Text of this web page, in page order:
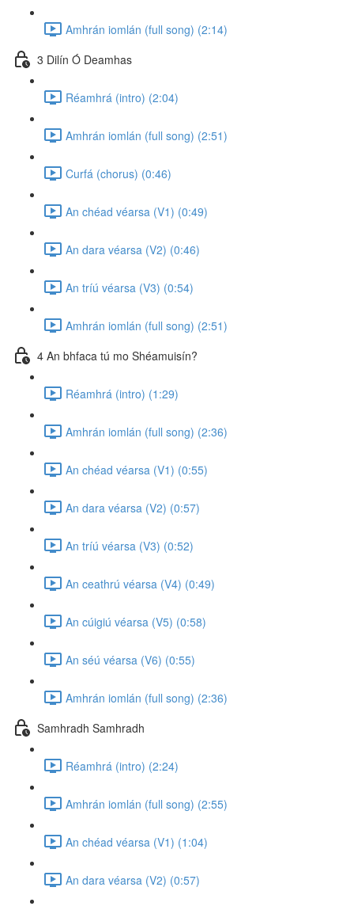
Amhrán iomlán (full song) (2:14)
3 Dilín Ó Deamhas
Réamhrá (intro) (2:04)
Amhrán iomlán (full song) (2:51)
Curfá (chorus) (0:46)
An chéad véarsa (V1) (0:49)
An dara véarsa (V2) (0:46)
An tríú véarsa (V3) (0:54)
Amhrán iomlán (full song) (2:51)
4 An bhfaca tú mo Shéamuisín?
Réamhrá (intro) (1:29)
Amhrán iomlán (full song) (2:36)
An chéad véarsa (V1) (0:55)
An dara véarsa (V2) (0:57)
An tríú véarsa (V3) (0:52)
An ceathrú véarsa (V4) (0:49)
An cúigiú véarsa (V5) (0:58)
An séú véarsa (V6) (0:55)
Amhrán iomlán (full song) (2:36)
Samhradh Samhradh
Réamhrá (intro) (2:24)
Amhrán iomlán (full song) (2:55)
An chéad véarsa (V1) (1:04)
An dara véarsa (V2) (0:57)